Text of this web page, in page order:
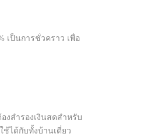
เป็นการชั่วคราว เพื่อ
งสำรองเงินสดสำหรับ
ได้กับทั้งบ้านเดี่ยว